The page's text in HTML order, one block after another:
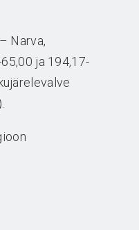
Narva,
ja 194,17-